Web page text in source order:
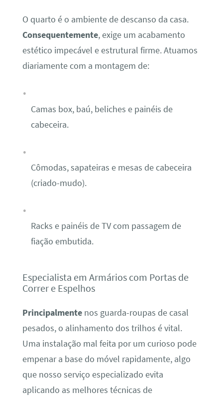
O quarto é o ambiente de descanso da casa.
Consequentemente, exige um acabamento
estético impecável e estrutural firme. Atuamos
diariamente com a montagem de:
Camas box, baú, beliches e painéis de
cabeceira.
Cômodas, sapateiras e mesas de cabeceira
(criado-mudo).
Racks e painéis de TV com passagem de
fiação embutida.
Especialista em Armários com Portas de
Correr e Espelhos
Principalmentenos guarda-roupas de casal
pesados, o alinhamento dos trilhos é vital.
Uma instalação mal feita por um curioso pode
empenar a base do móvel rapidamente, algo
que nosso serviço especializado evita
aplicando as melhores técnicas de